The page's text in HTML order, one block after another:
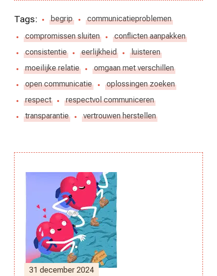
Tags: begrip
communicatieproblemen
compromissen sluiten
conflicten aanpakken
consistentie
eerlijkheid
luisteren
moeilijke relatie
omgaan met verschillen
open communicatie
oplossingen zoeken
respect
respectvol communiceren
transparantie
vertrouwen herstellen
Berichtnavigatie
31 december 2024